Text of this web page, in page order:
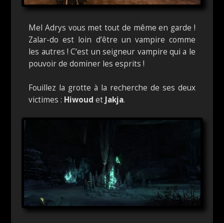
Mel Adrys vous met tout de même en garde !
Zalar-do est loin d’être un vampire comme
les autres ! C’est un seigneur vampire qui a le
pouvoir de dominer les esprits !
Fouillez la grotte à la recherche de ses deux
victimes : Hiwoudet Jakja.